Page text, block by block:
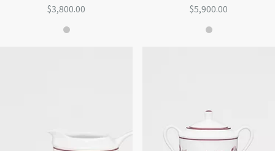
$3,800.00 $5,900.00